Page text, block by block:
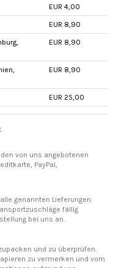
EUR 4,00
EUR 8,90
EUR 8,90
EUR 8,90
EUR 25,00
von uns angebotenen
PayPal,
genannten Lieferungen.
fällig
bei uns an.
und zu überprüfen.
zu vermerken und vom